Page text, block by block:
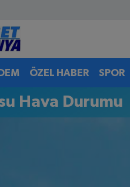
ÖZEL HABER SPOR
Hava Durumu